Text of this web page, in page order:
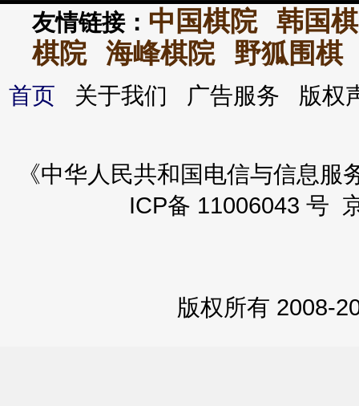
友情链接： 中国棋院
韩国
棋院
海峰棋院 野狐围棋
首页 关于我们 广告服务 版
《中华人民共和国电信与信息
ICP备 11006043 号
版权所有 2008-